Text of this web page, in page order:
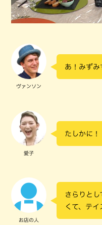
ヴァンソン
あ！みずみ
愛子
たしかに！
お店の人
さらりと
くて、テ